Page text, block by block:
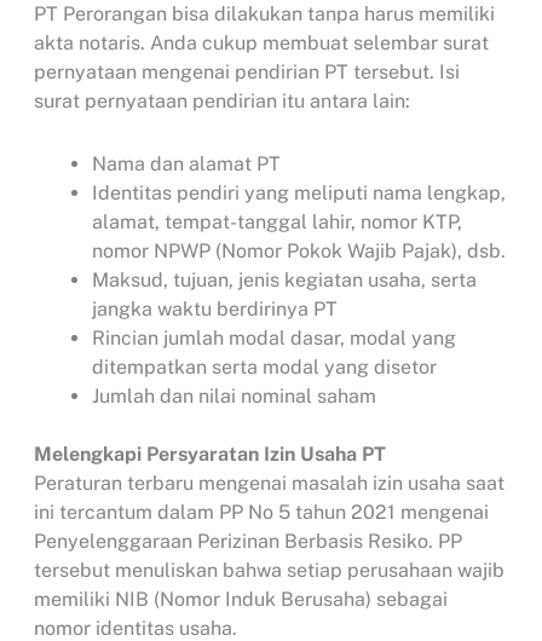
PT Perorangan bisa dilakukan tanpa harus memiliki
akta notaris. Anda cukup membuat selembar surat
pernyataan mengenai pendirian PT tersebut. Isi
surat pernyataan pendirian itu antara lain:
Nama dan alamat PT
Identitas pendiri yang meliputi nama lengkap,
alamat, tempat-tanggal lahir, nomor KTP,
nomor NPWP (Nomor Pokok Wajib Pajak), dsb.
Maksud, tujuan, jenis kegiatan usaha, serta
jangka waktu berdirinya PT
Rincian jumlah modal dasar, modal yang
ditempatkan serta modal yang disetor
Jumlah dan nilai nominal saham
Melengkapi Persyaratan Izin Usaha PT
Peraturan terbaru mengenai masalah izin usaha saat
ini tercantum dalam PP No 5 tahun 2021 mengenai
Penyelenggaraan Perizinan Berbasis Resiko. PP
tersebut menuliskan bahwa setiap perusahaan wajib
memiliki NIB (Nomor Induk Berusaha) sebagai
nomor identitas usaha.